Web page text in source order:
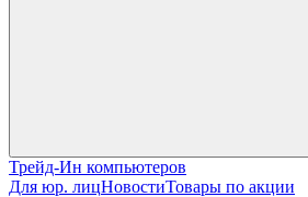
Трейд-Ин компьютеров
Для юр. лицНовостиТовары по акции